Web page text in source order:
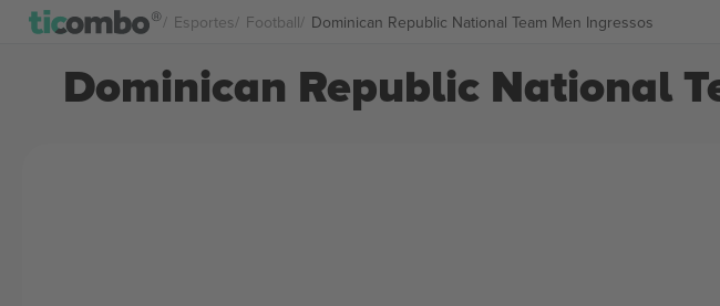
Esportes Football Dominican Republic National Team Men Ingressos
Dominican Republic National